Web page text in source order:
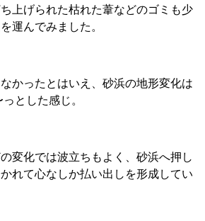
上げられた枯れた葦などのゴミも少
運んでみました。
かったとはいえ、砂浜の地形変化は
とした感じ。
変化では波立ちもよく、砂浜へ押し
れて心なしか払い出しを形成してい